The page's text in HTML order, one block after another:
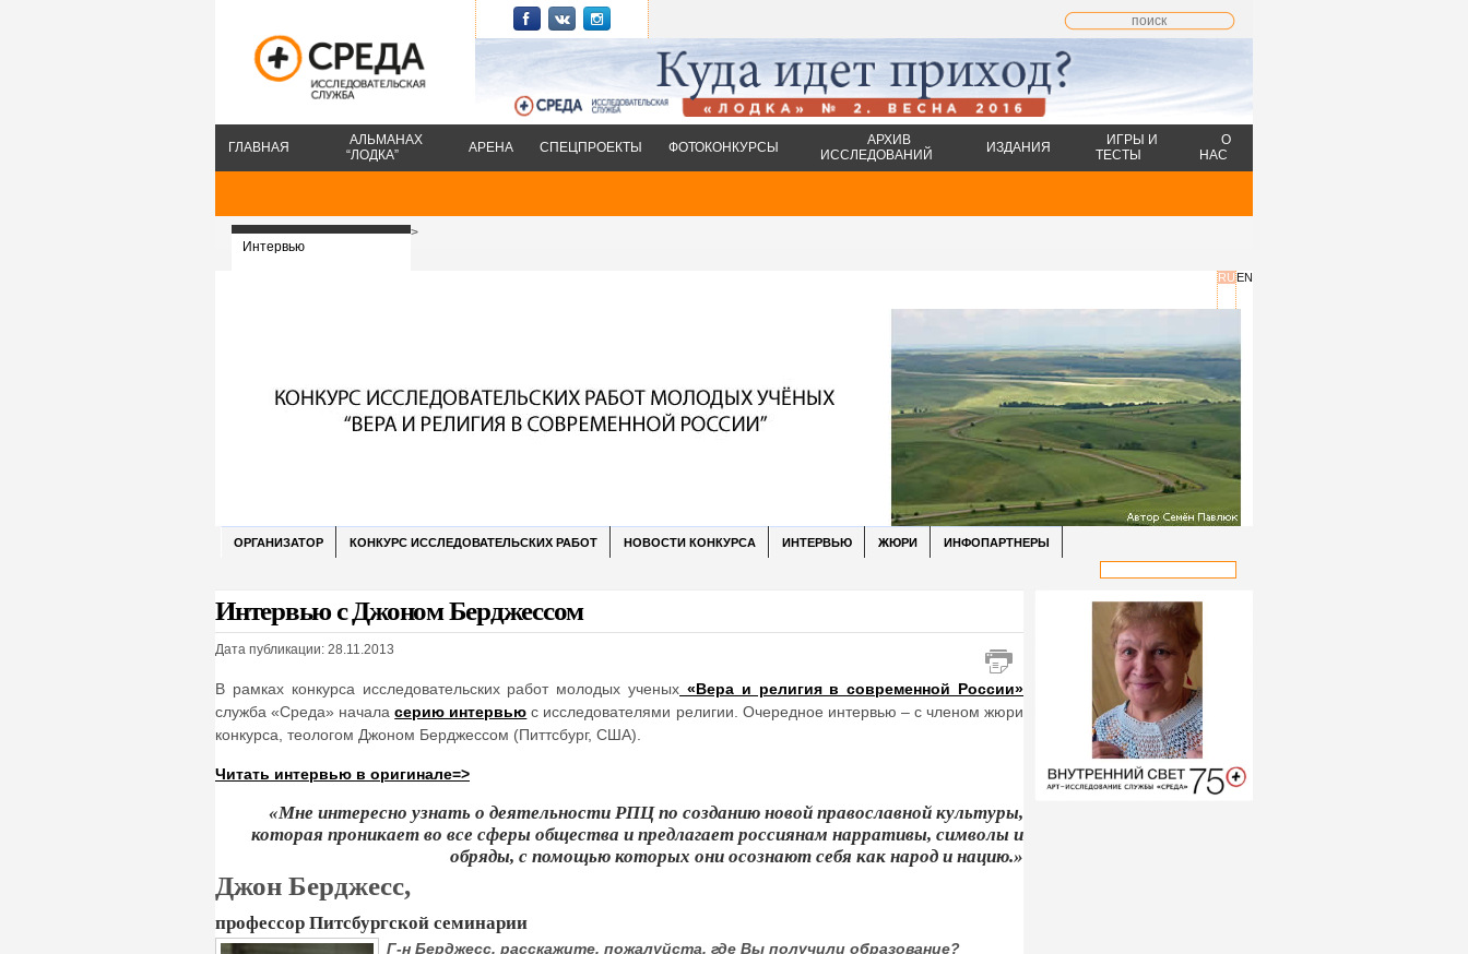
ГЛАВНАЯ
АЛЬМАНАХ
“ЛОДКА”
АРЕНА СПЕЦПРОЕКТЫ ФОТОКОНКУРСЫ
АРХИВ
ИССЛЕДОВАНИЙ
ИЗДАНИЯ
ИГРЫ И
ТЕСТЫ
О
НАС
Интервью
>
RU EN
ОРГАНИЗАТОР КОНКУРС ИССЛЕДОВАТЕЛЬСКИХ РАБОТ НОВОСТИ КОНКУРСА ИНТЕРВЬЮ ЖЮРИ ИНФОПАРТНЕРЫ
Интервью с Джоном Берджессом
Дата публикации: 28.11.2013
В рамках конкурса исследовательских работ молодых ученых «Вера и религия в современной России»
служба «Среда» началасерию интервью с исследователями религии. Очередное интервью – с членом жюри
конкурса, теологом Джоном Берджессом (Питтсбург, США).
Читать интервью в оригинале=>
«Мне интересно узнать о деятельности РПЦ по созданию новой православной культуры,
которая проникает во все сферы общества и предлагает россиянам нарративы, символы и
обряды, с помощью которых они осознают себя как народ и нацию.»
Джон Берджесс,
профессор Питсбургской семинарии
Г-н Берджесс, расскажите, пожалуйста, где Вы получили образование?